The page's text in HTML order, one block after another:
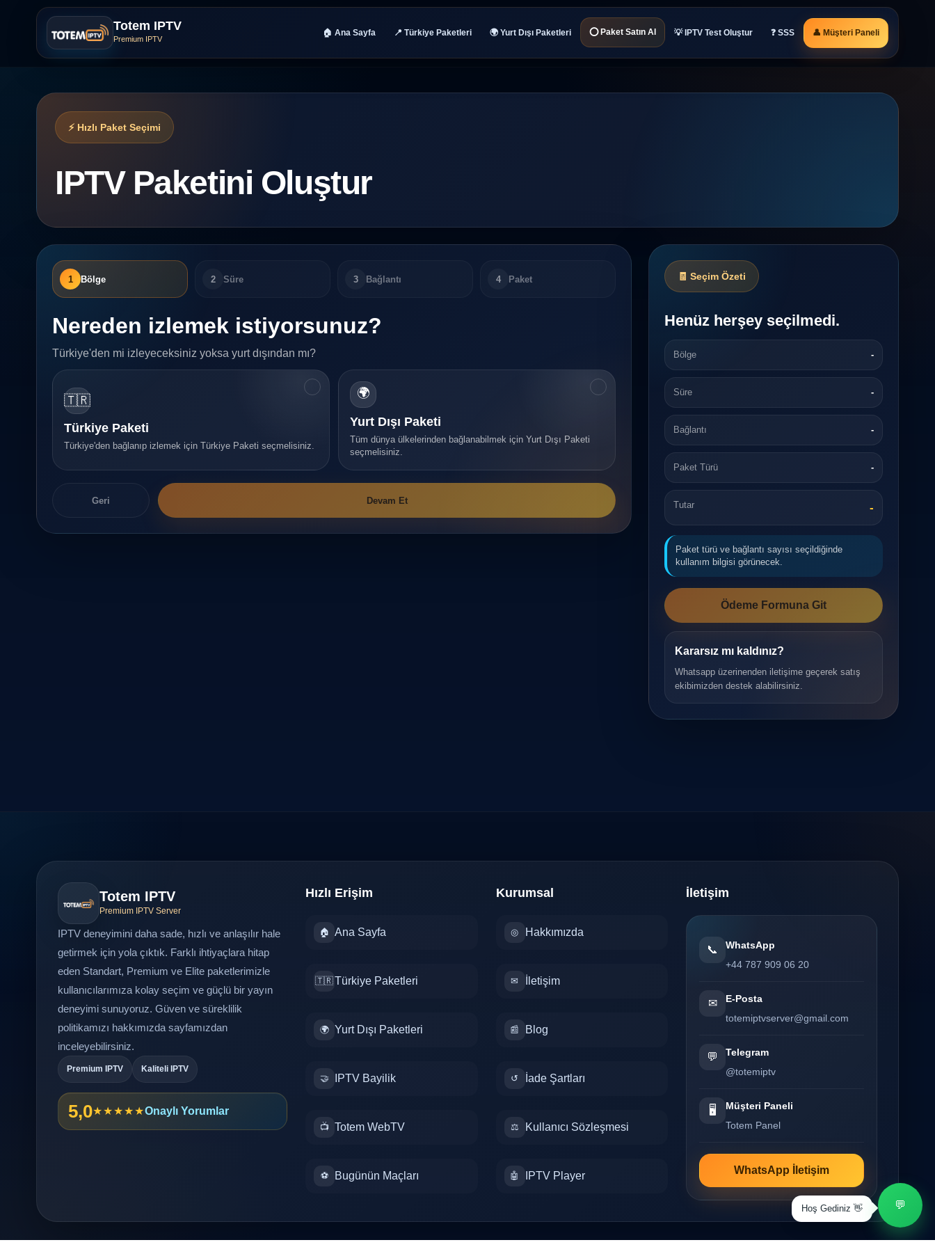
Totem IPTV
Premium IPTV
🏠 Ana Sayfa 📍 Türkiye Paketleri 🌍 Yurt Dışı Paketleri ⭕ Paket Satın Al 💡 IPTV Test Oluştur ❓ SSS 👤 Müşteri Paneli
⚡ Hızlı Paket Seçimi
IPTV Paketini Oluştur
1 Bölge 2 Süre 3 Bağlantı 4 Paket
Nereden izlemek istiyorsunuz?
Türkiye'den mi izleyeceksiniz yoksa yurt dışından mı?
🇹🇷
Türkiye Paketi
Türkiye'den bağlanıp izlemek için Türkiye Paketi seçmelisiniz.
🌍
Yurt Dışı Paketi
Tüm dünya ülkelerinden bağlanabilmek için Yurt Dışı Paketi
seçmelisiniz.
Geri Devam Et
🧾 Seçim Özeti
Henüz herşey seçilmedi.
Bölge -
Süre -
Bağlantı -
Paket Türü -
Tutar -
Paket türü ve bağlantı sayısı seçildiğinde
kullanım bilgisi görünecek.
Ödeme Formuna Git
Kararsız mı kaldınız?
Whatsapp üzerinenden iletişime geçerek satış
ekibimizden destek alabilirsiniz.
Totem IPTV
Premium IPTV Server
IPTV deneyimini daha sade, hızlı ve anlaşılır hale
getirmek için yola çıktık. Farklı ihtiyaçlara hitap
eden Standart, Premium ve Elite paketlerimizle
kullanıcılarımıza kolay seçim ve güçlü bir yayın
deneyimi sunuyoruz. Güven ve süreklilik
politikamızı hakkımızda sayfamızdan
inceleyebilirsiniz.
Premium IPTV Kaliteli IPTV
5,0★★★★★Onaylı Yorumlar
Hızlı Erişim
🏠 Ana Sayfa
🇹🇷Türkiye Paketleri
🌍 Yurt Dışı Paketleri
🤝 IPTV Bayilik
📺 Totem WebTV
⚽ Bugünün Maçları
Kurumsal
◎ Hakkımızda
✉ İletişim
📰 Blog
↺ İade Şartları
⚖ Kullanıcı Sözleşmesi
🤖 IPTV Player
İletişim
📞
WhatsApp
+44 787 909 06 20
✉
E-Posta
totemiptvserver@gmail.com
💬
Telegram
@totemiptv
🖥️
Müşteri Paneli
Totem Panel
WhatsApp İletişim
Hoş Gediniz 👋 💬